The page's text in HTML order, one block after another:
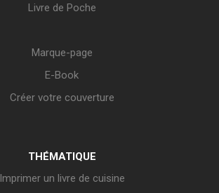
Livre de Poche
Marque-page
E-Book
Créer votre couverture
THÉMATIQUE
Imprimer un livre de cuisine